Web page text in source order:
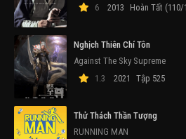
6
2013 Hoàn Tất (110/
Nghịch Thiên Chí Tôn
Against The Sky Supreme
1.3
2021 Tập 525
Thử Thách Thần Tượng
RUNNING MAN